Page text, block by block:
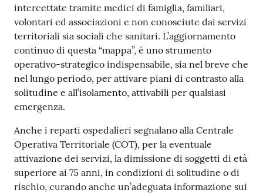
intercettate tramite medici di famiglia, familiari,
volontari ed associazioni e non conosciute dai servizi
territoriali sia sociali che sanitari. L’aggiornamento
continuo di questa “mappa”, è uno strumento
operativo-strategico indispensabile, sia nel breve che
nel lungo periodo, per attivare piani di contrasto alla
solitudine e all’isolamento, attivabili per qualsiasi
emergenza.
Anche i reparti ospedalieri segnalano alla Centrale
Operativa Territoriale (COT), per la eventuale
attivazione dei servizi, la dimissione di soggetti di età
superiore ai 75 anni, in condizioni di solitudine o di
rischio, curando anche un’adeguata informazione sui